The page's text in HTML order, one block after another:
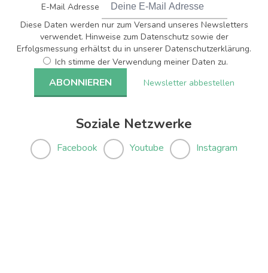
E-Mail Adresse
Diese Daten werden nur zum Versand unseres Newsletters
verwendet. Hinweise zum Datenschutz sowie der
Erfolgsmessung erhältst du in unserer Datenschutzerklärung.
Ich stimme der Verwendung meiner Daten zu.
Newsletter abbestellen
Soziale Netzwerke
Facebook Youtube Instagram